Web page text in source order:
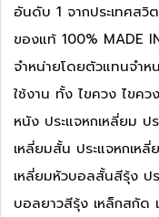
อันดับ 1 จากประเทศส
ของแท้ 100% MADE
จำหน่ายโดยตัวแทนจำ
ใช้งาน ทั้ง ไขควง ไขค
หนัง ประแจหกเหลี่ยม ป
เหลี่ยมสั้น ประแจหกเห
เหลี่ยมหัวบอลสั้นสีรุ้ง ป
บอลยาวสีรุ้ง เหล็กสกัด